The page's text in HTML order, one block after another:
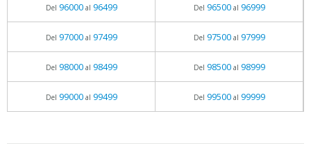
Del 96000al 96499 Del 96500al 96999
Del 97000al 97499 Del 97500al 97999
Del 98000al 98499 Del 98500al 98999
Del 99000al 99499 Del 99500al 99999